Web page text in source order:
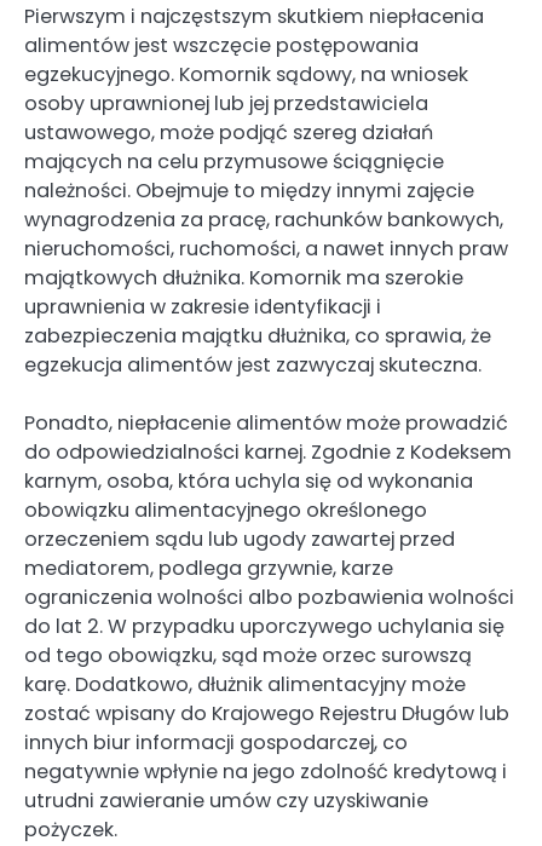
Pierwszym i najczęstszym skutkiem niepłacenia
alimentów jest wszczęcie postępowania
egzekucyjnego. Komornik sądowy, na wniosek
osoby uprawnionej lub jej przedstawiciela
ustawowego, może podjąć szereg działań
mających na celu przymusowe ściągnięcie
należności. Obejmuje to między innymi zajęcie
wynagrodzenia za pracę, rachunków bankowych,
nieruchomości, ruchomości, a nawet innych praw
majątkowych dłużnika. Komornik ma szerokie
uprawnienia w zakresie identyfikacji i
zabezpieczenia majątku dłużnika, co sprawia, że
egzekucja alimentów jest zazwyczaj skuteczna.
Ponadto, niepłacenie alimentów może prowadzić
do odpowiedzialności karnej. Zgodnie z Kodeksem
karnym, osoba, która uchyla się od wykonania
obowiązku alimentacyjnego określonego
orzeczeniem sądu lub ugody zawartej przed
mediatorem, podlega grzywnie, karze
ograniczenia wolności albo pozbawienia wolności
do lat 2. W przypadku uporczywego uchylania się
od tego obowiązku, sąd może orzec surowszą
karę. Dodatkowo, dłużnik alimentacyjny może
zostać wpisany do Krajowego Rejestru Długów lub
innych biur informacji gospodarczej, co
negatywnie wpłynie na jego zdolność kredytową i
utrudni zawieranie umów czy uzyskiwanie
pożyczek.